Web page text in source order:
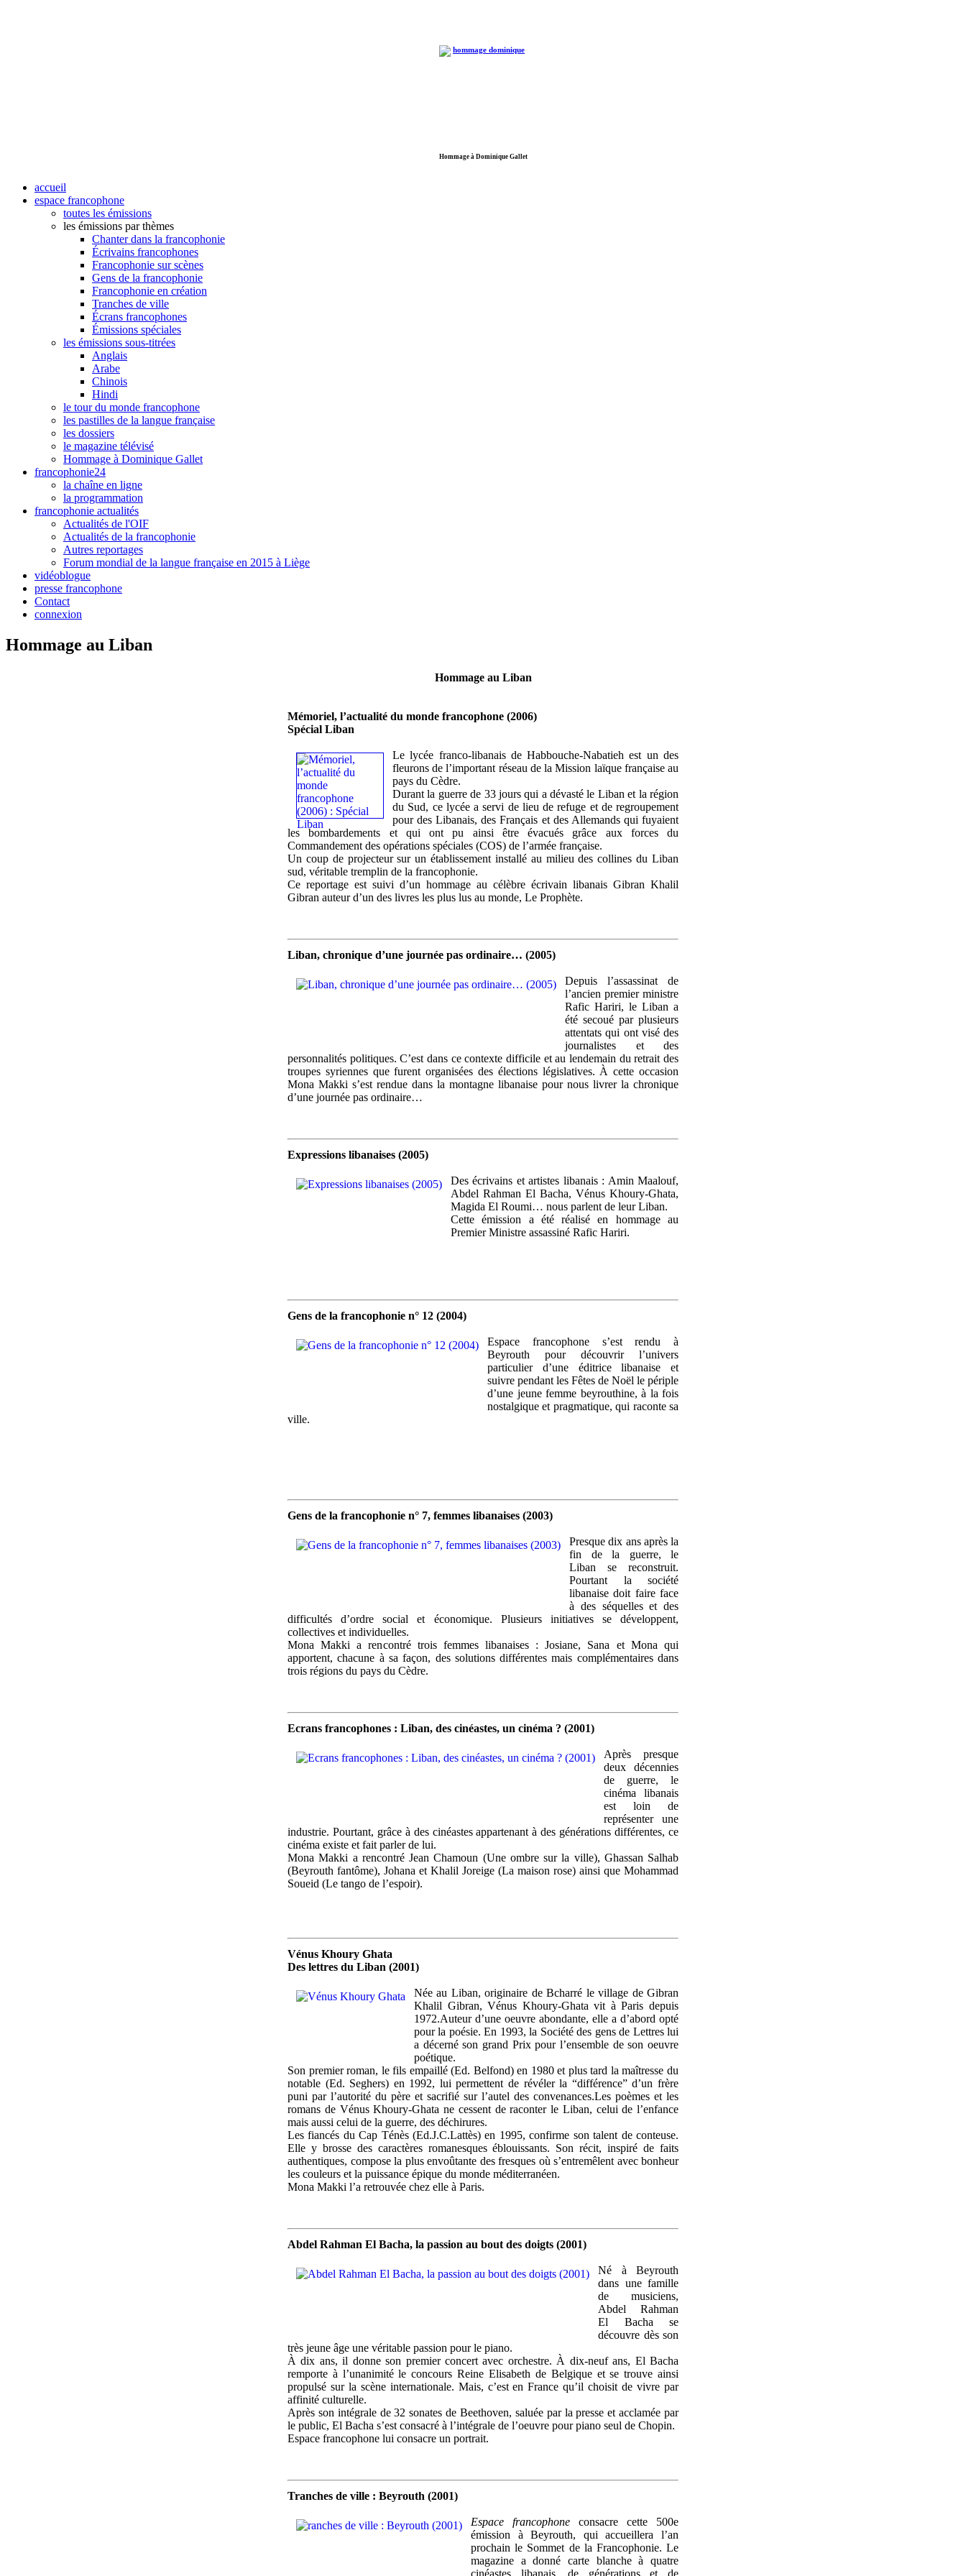
Hommage à Dominique Gallet
accueil
espace francophone
toutes les émissions
les émissions par thèmes
Chanter dans la francophonie
Écrivains francophones
Francophonie sur scènes
Gens de la francophonie
Francophonie en création
Tranches de ville
Écrans francophones
Émissions spéciales
les émissions sous-titrées
Anglais
Arabe
Chinois
Hindi
le tour du monde francophone
les pastilles de la langue française
les dossiers
le magazine télévisé
Hommage à Dominique Gallet
francophonie24
la chaîne en ligne
la programmation
francophonie actualités
Actualités de l'OIF
Actualités de la francophonie
Autres reportages
Forum mondial de la langue française en 2015 à Liège
vidéoblogue
presse francophone
Contact
connexion
Hommage au Liban
Hommage au Liban
Mémoriel, l’actualité du monde francophone (2006)
Spécial Liban
Le lycée franco-libanais de Habbouche-Nabatieh est un des
fleurons de l’important réseau de la Mission laïque française au
pays du Cèdre.
Durant la guerre de 33 jours qui a dévasté le Liban et la région
du Sud, ce lycée a servi de lieu de refuge et de regroupement
pour des Libanais, des Français et des Allemands qui fuyaient
les bombardements et qui ont pu ainsi être évacués grâce aux forces du
Commandement des opérations spéciales (COS) de l’armée française.
Un coup de projecteur sur un établissement installé au milieu des collines du Liban
sud, véritable tremplin de la francophonie.
Ce reportage est suivi d’un hommage au célèbre écrivain libanais Gibran Khalil
Gibran auteur d’un des livres les plus lus au monde, Le Prophète.
Liban, chronique d’une journée pas ordinaire… (2005)
Depuis l’assassinat de
l’ancien premier ministre
Rafic Hariri, le Liban a
été secoué par plusieurs
attentats qui ont visé des
journalistes et des
personnalités politiques. C’est dans ce contexte difficile et au lendemain du retrait des
troupes syriennes que furent organisées des élections législatives. À cette occasion
Mona Makki s’est rendue dans la montagne libanaise pour nous livrer la chronique
d’une journée pas ordinaire…
Expressions libanaises (2005)
Des écrivains et artistes libanais : Amin Maalouf,
Abdel Rahman El Bacha, Vénus Khoury-Ghata,
Magida El Roumi… nous parlent de leur Liban.
Cette émission a été réalisé en hommage au
Premier Ministre assassiné Rafic Hariri.
Gens de la francophonie n° 12 (2004)
Espace francophone s’est rendu à
Beyrouth pour découvrir l’univers
particulier d’une éditrice libanaise et
suivre pendant les Fêtes de Noël le périple
d’une jeune femme beyrouthine, à la fois
nostalgique et pragmatique, qui raconte sa
ville.
Gens de la francophonie n° 7, femmes libanaises (2003)
Presque dix ans après la
fin de la guerre, le
Liban se reconstruit.
Pourtant la société
libanaise doit faire face
à des séquelles et des
difficultés d’ordre social et économique. Plusieurs initiatives se développent,
collectives et individuelles.
Mona Makki a rencontré trois femmes libanaises : Josiane, Sana et Mona qui
apportent, chacune à sa façon, des solutions différentes mais complémentaires dans
trois régions du pays du Cèdre.
Ecrans francophones : Liban, des cinéastes, un cinéma ? (2001)
Après presque
deux décennies
de guerre, le
cinéma libanais
est loin de
représenter une
industrie. Pourtant, grâce à des cinéastes appartenant à des générations différentes, ce
cinéma existe et fait parler de lui.
Mona Makki a rencontré Jean Chamoun (Une ombre sur la ville), Ghassan Salhab
(Beyrouth fantôme), Johana et Khalil Joreige (La maison rose) ainsi que Mohammad
Soueid (Le tango de l’espoir).
Vénus Khoury Ghata
Des lettres du Liban (2001)
Née au Liban, originaire de Bcharré le village de Gibran
Khalil Gibran, Vénus Khoury-Ghata vit à Paris depuis
1972.Auteur d’une oeuvre abondante, elle a d’abord opté
pour la poésie. En 1993, la Société des gens de Lettres lui
a décerné son grand Prix pour l’ensemble de son oeuvre
poétique.
Son premier roman, le fils empaillé (Ed. Belfond) en 1980 et plus tard la maîtresse du
notable (Ed. Seghers) en 1992, lui permettent de révéler la “différence” d’un frère
puni par l’autorité du père et sacrifié sur l’autel des convenances.Les poèmes et les
romans de Vénus Khoury-Ghata ne cessent de raconter le Liban, celui de l’enfance
mais aussi celui de la guerre, des déchirures.
Les fiancés du Cap Ténès (Ed.J.C.Lattès) en 1995, confirme son talent de conteuse.
Elle y brosse des caractères romanesques éblouissants. Son récit, inspiré de faits
authentiques, compose la plus envoûtante des fresques où s’entremêlent avec bonheur
les couleurs et la puissance épique du monde méditerranéen.
Mona Makki l’a retrouvée chez elle à Paris.
Abdel Rahman El Bacha, la passion au bout des doigts (2001)
Né à Beyrouth
dans une famille
de musiciens,
Abdel Rahman
El Bacha se
découvre dès son
très jeune âge une véritable passion pour le piano.
À dix ans, il donne son premier concert avec orchestre. À dix-neuf ans, El Bacha
remporte à l’unanimité le concours Reine Elisabeth de Belgique et se trouve ainsi
propulsé sur la scène internationale. Mais, c’est en France qu’il choisit de vivre par
affinité culturelle.
Après son intégrale de 32 sonates de Beethoven, saluée par la presse et acclamée par
le public, El Bacha s’est consacré à l’intégrale de l’oeuvre pour piano seul de Chopin.
Espace francophone lui consacre un portrait.
Tranches de ville : Beyrouth (2001)
Espace francophone consacre cette 500e
émission à Beyrouth, qui accueillera l’an
prochain le Sommet de la Francophonie. Le
magazine a donné carte blanche à quatre
cinéastes libanais, de générations et de